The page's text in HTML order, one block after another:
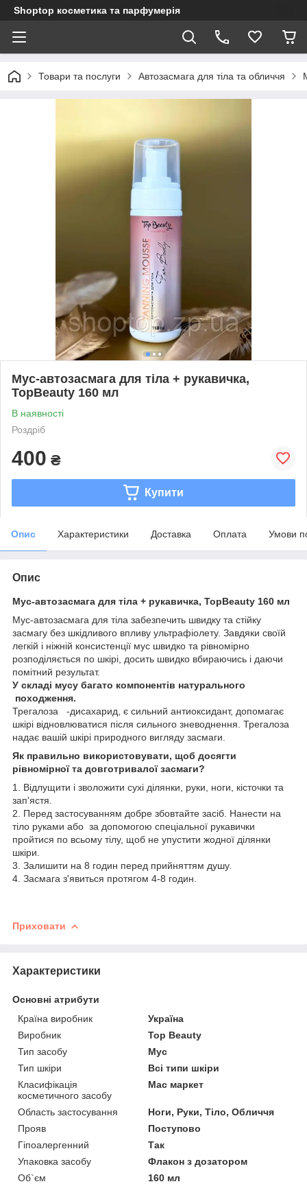
Shoptop косметика та парфумерія
Товари та послуги Автозасмага для тіла та обличчя
Мус-автозасмага для тіла + рукавичка,
TopBeauty 160 мл
В наявності
Роздріб
400 ₴
Купити
Опис Характеристики Доставка Оплата Умови
Опис
Мус-автозасмага для тіла + рукавичка, TopBeauty 160 мл
Мус-автозасмага для тіла забезпечить швидку та стійку
засмагу без шкідливого впливу ультрафіолету. Завдяки своїй
легкій і ніжній консистенції мус швидко та рівномірно
розподіляється по шкірі, досить швидко вбираючись і даючи
помітний результат.
У складі мусу багато компонентів натурального
походження.
Трегалоза -дисахарид, є сильний антиоксидант, допомагає
шкірі відновлюватися після сильного зневоднення. Трегалоза
надає вашій шкірі природного вигляду засмаги.
Як правильно використовувати, щоб досягти
рівномірної та довготривалої засмаги?
1. Відлущити і зволожити сухі ділянки, руки, ноги, кісточки та
зап'ястя.
2. Перед застосуванням добре збовтайте засіб. Нанести на
тіло руками або за допомогою спеціальної рукавички
пройтися по всьому тілу, щоб не упустити жодної ділянки
шкіри.
3. Залишити на 8 годин перед прийняттям душу.
4. Засмага з'явиться протягом 4-8 годин.
Приховати
Характеристики
Основні атрибути
Країна виробник
Україна
Виробник
Top Beauty
Тип засобу
Мус
Тип шкіри
Всі типи шкіри
Класифікація
косметичного засобу
Мас маркет
Область застосування
Ноги, Руки, Тіло, Обличчя
Прояв
Поступово
Гіпоалергенний
Так
Упаковка засобу
Флакон з дозатором
Об`єм
160 мл